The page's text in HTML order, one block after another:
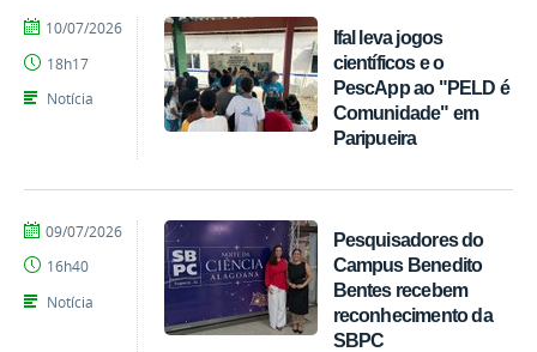
Ifal leva jogos
científicos e o
PescApp ao "PELD é
Comunidade" em
Paripueira
por
Vicente
Santos
publicado
10/07/2026
18h17
Notícia
Pesquisadores do
Campus Benedito
Bentes recebem
reconhecimento da
SBPC
por
Vicente
Santos
publicado
09/07/2026
16h40
Notícia